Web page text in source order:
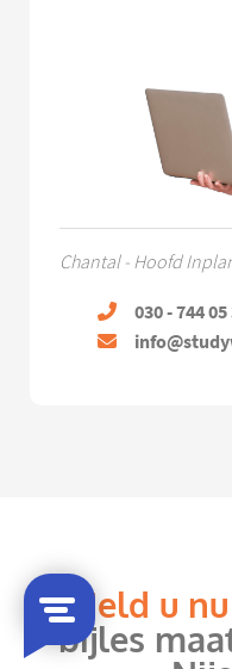
Chantal - Hoofd
030 - 744 05
Meld u
bijles